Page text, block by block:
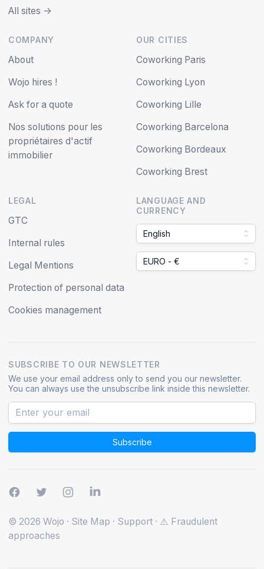
All sites ->
COMPANY
About
Wojo hires !
Ask for a quote
Nos solutions pour les
propriétaires d'actif
immobilier
OUR CITIES
Coworking Paris
Coworking Lyon
Coworking Lille
Coworking Barcelona
Coworking Bordeaux
Coworking Brest
LEGAL
GTC
Internal rules
Legal Mentions
Protection of personal data
Cookies management
LANGUAGE AND
CURRENCY
English
EURO - €
SUBSCRIBE TO OUR NEWSLETTER
We use your email address only to send you our newsletter.
You can always use the unsubscribe link inside this newsletter.
Subscribe
© 2026 Wojo · Site Map · Support · ⚠️ Fraudulent
approaches